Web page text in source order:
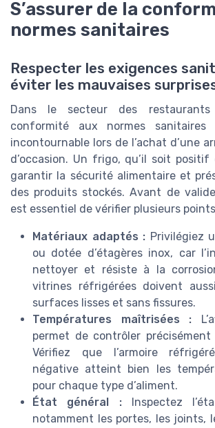
S’assurer de la
normes sanitaires
Respecter les exigences
éviter les mauvaises
Dans le secteur des
conformité aux normes
incontournable lors de l’achat d’une
d’occasion. Un frigo, qu’il soit
garantir la sécurité alimentaire et
des produits stockés. Avant de
est essentiel de vérifier plusieurs
Matériaux adaptés : Privilégiez
ou dotée d’étagères inox, car
nettoyer et résiste à la
vitrines réfrigérées doivent
surfaces lisses et sans fissures.
Températures maîtrisées :
permet de contrôler
Vérifiez que l’armoire
négative atteint bien les
pour chaque type d’aliment.
État général :Inspectez
notamment les portes, les joints,